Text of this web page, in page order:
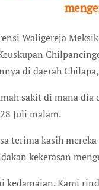
Waligereja
di daerah
sakit di mana
Juli malam.
terima kasih
kekerasan
kedamaian. Kami